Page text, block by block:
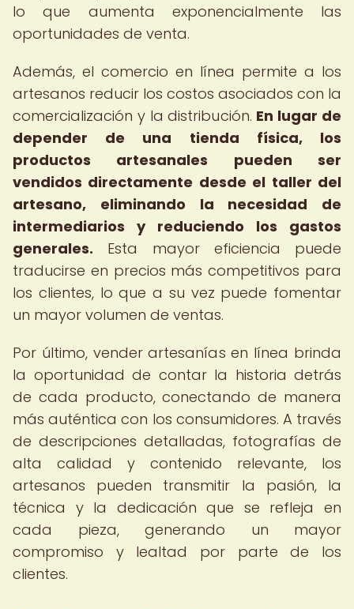
lo que aumenta exponencialmente las
oportunidades de venta.
Además, el comercio en línea permite a los
artesanos reducir los costos asociados con la
comercialización y la distribución. En lugar de
depender de una tienda física, los
productos artesanales pueden ser
vendidos directamente desde el taller del
artesano, eliminando la necesidad de
intermediarios y reduciendo los gastos
generales. Esta mayor eficiencia puede
traducirse en precios más competitivos para
los clientes, lo que a su vez puede fomentar
un mayor volumen de ventas.
Por último, vender artesanías en línea brinda
la oportunidad de contar la historia detrás
de cada producto, conectando de manera
más auténtica con los consumidores. A través
de descripciones detalladas, fotografías de
alta calidad y contenido relevante, los
artesanos pueden transmitir la pasión, la
técnica y la dedicación que se refleja en
cada pieza, generando un mayor
compromiso y lealtad por parte de los
clientes.